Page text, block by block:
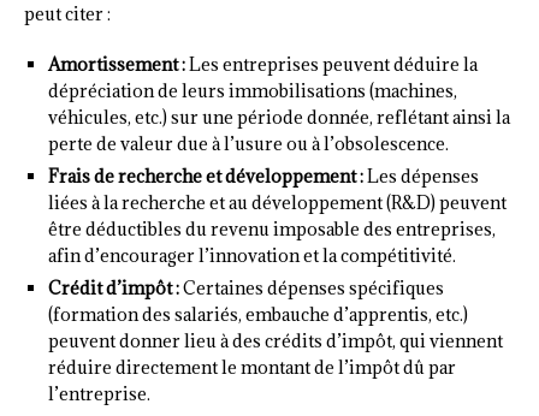
peut citer :
Amortissement :Les entreprises peuvent déduire la
dépréciation de leurs immobilisations (machines,
véhicules, etc.) sur une période donnée, reflétant ainsi la
perte de valeur due à l’usure ou à l’obsolescence.
Frais de recherche et développement :Les dépenses
liées à la recherche et au développement (R&D) peuvent
être déductibles du revenu imposable des entreprises,
afin d’encourager l’innovation et la compétitivité.
Crédit d’impôt :Certaines dépenses spécifiques
(formation des salariés, embauche d’apprentis, etc.)
peuvent donner lieu à des crédits d’impôt, qui viennent
réduire directement le montant de l’impôt dû par
l’entreprise.